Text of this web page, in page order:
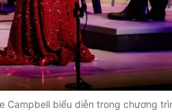
Campbell biểu diễn trong chương